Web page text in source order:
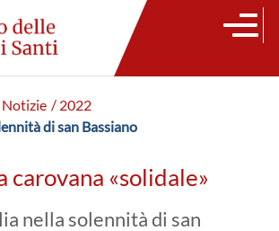
/ 2022
di san Bassiano
carovana «solidale»
nella solennità di san